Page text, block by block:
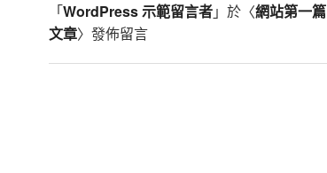
「WordPress 示範留言者」於〈網站第一篇
文章〉發佈留言